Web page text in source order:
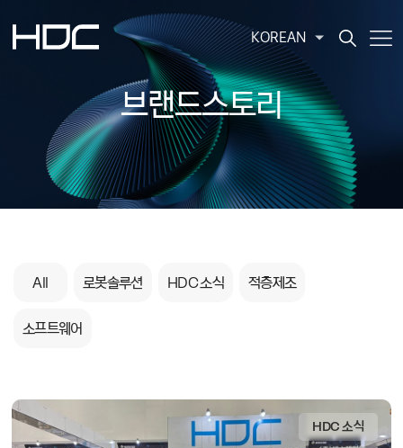
KOREAN
브랜드스토리
All 로봇솔루션 HDC 소식 적층제조
소프트웨어
HDC 소식